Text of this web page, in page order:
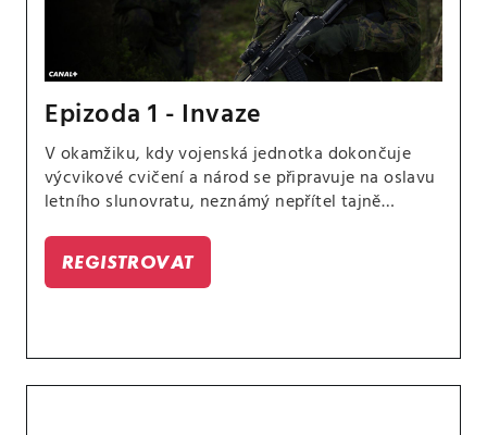
Epizoda 1 - Invaze
V okamžiku, kdy vojenská jednotka dokončuje
výcvikové cvičení a národ se připravuje na oslavu
letního slunovratu, neznámý nepřítel tajně
civilisty jako rukojmí. Odděleni od svých
spolubojovníků jsou nově jmenovaná velitelka
oddílu Bergová a její rekruti, kteří jsou stále ve
REGISTROVAT